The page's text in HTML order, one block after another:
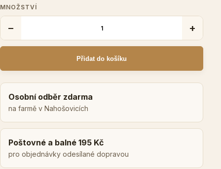
MNOŽSTVÍ
− +
Přidat do košíku
Osobní odběr zdarma
na farmě v Nahošovicích
Poštovné a balné 195 Kč
pro objednávky odesílané dopravou